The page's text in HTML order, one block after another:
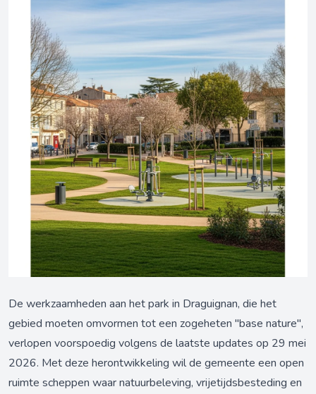
De werkzaamheden aan het park in Draguignan, die het
gebied moeten omvormen tot een zogeheten "base nature",
verlopen voorspoedig volgens de laatste updates op 29 mei
2026. Met deze herontwikkeling wil de gemeente een open
ruimte scheppen waar natuurbeleving, vrijetijdsbesteding en